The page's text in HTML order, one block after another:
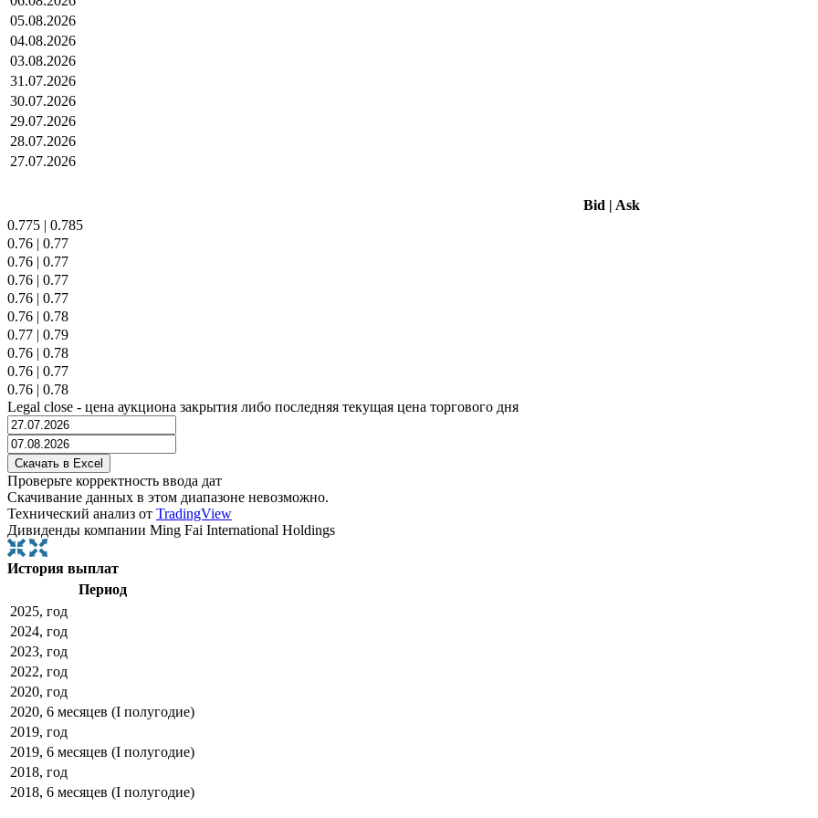
05.08.2026
04.08.2026
03.08.2026
31.07.2026
30.07.2026
29.07.2026
28.07.2026
27.07.2026
Bid | Ask
0.775 | 0.785
0.76 | 0.77
0.76 | 0.77
0.76 | 0.77
0.76 | 0.77
0.76 | 0.78
0.77 | 0.79
0.76 | 0.78
0.76 | 0.77
0.76 | 0.78
Legal close - цена аукциона закрытия либо последняя текущая цена торгового дня
Проверьте корректность ввода дат
Скачивание данных в этом диапазоне невозможно.
Технический анализ от TradingView
Дивиденды компании Ming Fai International Holdings
История выплат
Период
2025, год
2024, год
2023, год
2022, год
2020, год
2020, 6 месяцев (I полугодие)
2019, год
2019, 6 месяцев (I полугодие)
2018, год
2018, 6 месяцев (I полугодие)